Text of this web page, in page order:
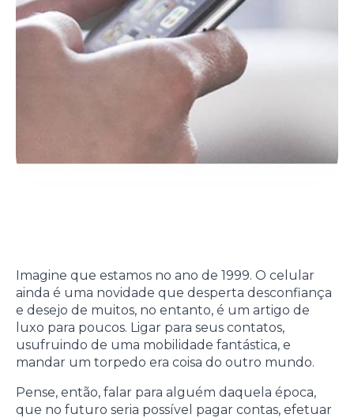
Imagine que estamos no ano de 1999. O celular
ainda é uma novidade que desperta desconfiança
e desejo de muitos, no entanto, é um artigo de
luxo para poucos. Ligar para seus contatos,
usufruindo de uma mobilidade fantástica, e
mandar um torpedo era coisa do outro mundo.
Pense, então, falar para alguém daquela época,
que no futuro seria possível pagar contas, efetuar